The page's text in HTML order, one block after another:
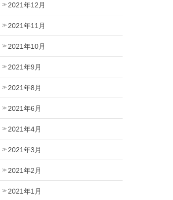
2021年12月
2021年11月
2021年10月
2021年9月
2021年8月
2021年6月
2021年4月
2021年3月
2021年2月
2021年1月